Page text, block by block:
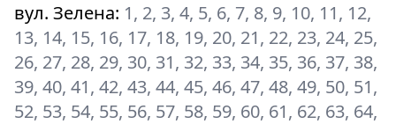
вул. Зелена: 1, 2, 3, 4, 5, 6, 7, 8, 9, 10, 11, 12,
13, 14, 15, 16, 17, 18, 19, 20, 21, 22, 23, 24, 25,
26, 27, 28, 29, 30, 31, 32, 33, 34, 35, 36, 37, 38,
39, 40, 41, 42, 43, 44, 45, 46, 47, 48, 49, 50, 51,
52, 53, 54, 55, 56, 57, 58, 59, 60, 61, 62, 63, 64,